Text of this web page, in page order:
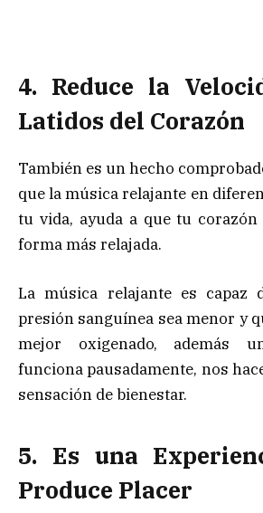
4. Reduce la
Latidos del Corazón
También es un hecho
que la música relajante en
tu vida, ayuda a que tu
forma más relajada.
La música relajante es capaz
presión sanguínea sea menor y
mejor oxigenado, además
funciona pausadamente, nos
sensación de bienestar.
5. Es una
Produce Placer